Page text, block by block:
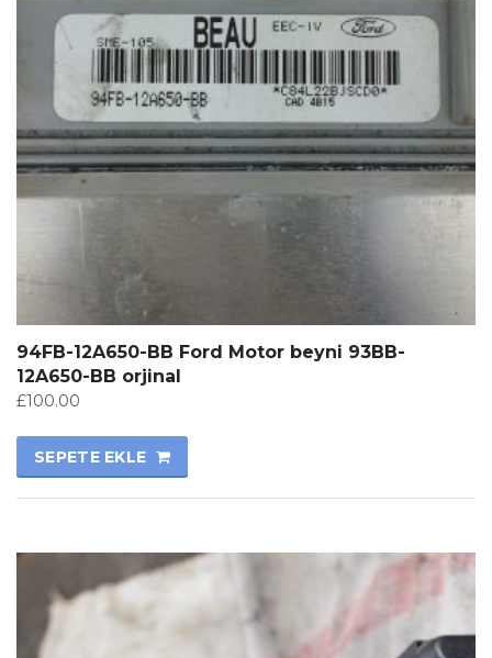
94FB-12A650-BB Ford Motor beyni 93BB-
12A650-BB orjinal
£100.00
SEPETE EKLE